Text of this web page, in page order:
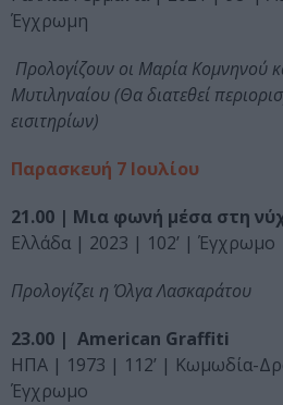
Έγχρωμη
Προλογίζουν οι Μαρία Κομνηνού
Μυτιληναίου (Θα διατεθεί
εισιτηρίων)
Παρασκευή 7 Ιουλίου
21.00 | Μια φωνή μέσα στη
Ελλάδα | 2023 | 102’ | Έγχρωμο
Προλογίζει η Όλγα Λασκαράτου
23.00 | American Graffiti
ΗΠΑ | 1973 | 112’ | Κωμωδία-
Έγχρωμο